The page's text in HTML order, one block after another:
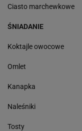
Ciasto marchewkowe
ŚNIADANIE
Koktajle owocowe
Omlet
Kanapka
Naleśniki
Tosty